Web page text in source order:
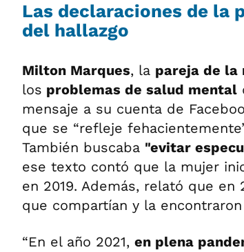
Las declaraciones de la
del hallazgo
Milton Marques, la pareja de la
los problemas de salud mental
mensaje a su cuenta de
que se “refleje
También buscaba "evitar
ese texto contó que la mujer
en 2019. Además, relató que
que compartían y la
“En el año 2021, en plena